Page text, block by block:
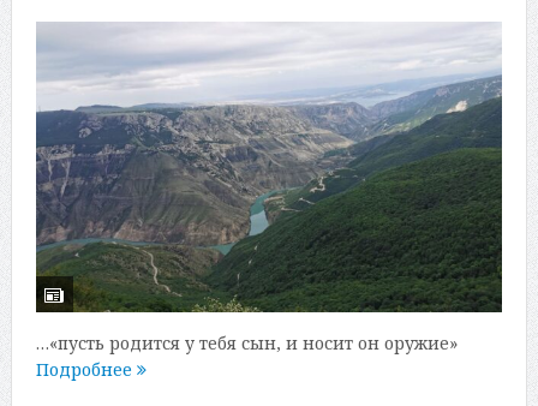
…«пусть родится у тебя сын, и носит он оружие»
Подробнее